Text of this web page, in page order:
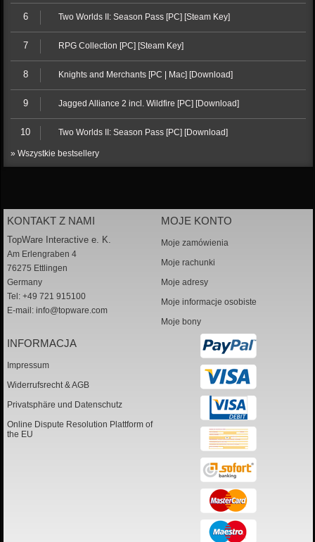
6 Two Worlds II: Season Pass [PC] [Steam Key]
7 RPG Collection [PC] [Steam Key]
8 Knights and Merchants [PC | Mac] [Download]
9 Jagged Alliance 2 incl. Wildfire [PC] [Download]
10 Two Worlds II: Season Pass [PC] [Download]
» Wszystkie bestsellery
KONTAKT Z NAMI
TopWare Interactive e. K.
Am Erlengraben 4
76275 Ettlingen
Germany
Tel: +49 721 915100
E-mail: info@topware.com
MOJE KONTO
Moje zamówienia
Moje rachunki
Moje adresy
Moje informacje osobiste
Moje bony
INFORMACJA
Impressum
Widerrufsrecht & AGB
Privatsphäre und Datenschutz
Online Dispute Resolution Plattform of
the EU